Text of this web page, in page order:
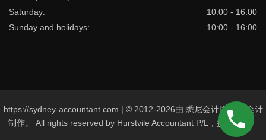
Saturday:
10:00 - 16:00
Sunday and holidays:
10:00 - 16:00
https://sydney-accountant.com | © 2012-2026由 悉尼会计|好思维会计
制作。 All rights reserved by Hurstvile Accountant P/L，抄袭必究。